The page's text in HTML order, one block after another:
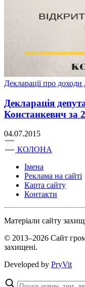
Декларації про доходи
Декларація
Констанкевич за
04.07.2015
КОЛОНА
Імена
Реклама на сайті
Карта сайту
Контакти
Матеріали сайту
© 2013–2026 Сайт
захищені.
Developed by PryVit